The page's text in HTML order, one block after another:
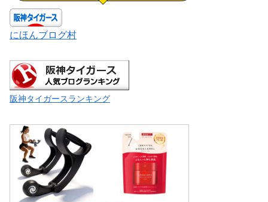
にほんブログ村
阪神タイガースランキング